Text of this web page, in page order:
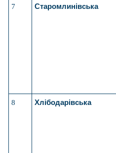
7 Старомлинівська
8 Хлібодарівська